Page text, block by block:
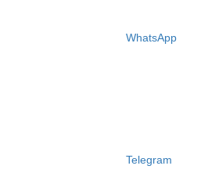
WhatsApp
Telegram